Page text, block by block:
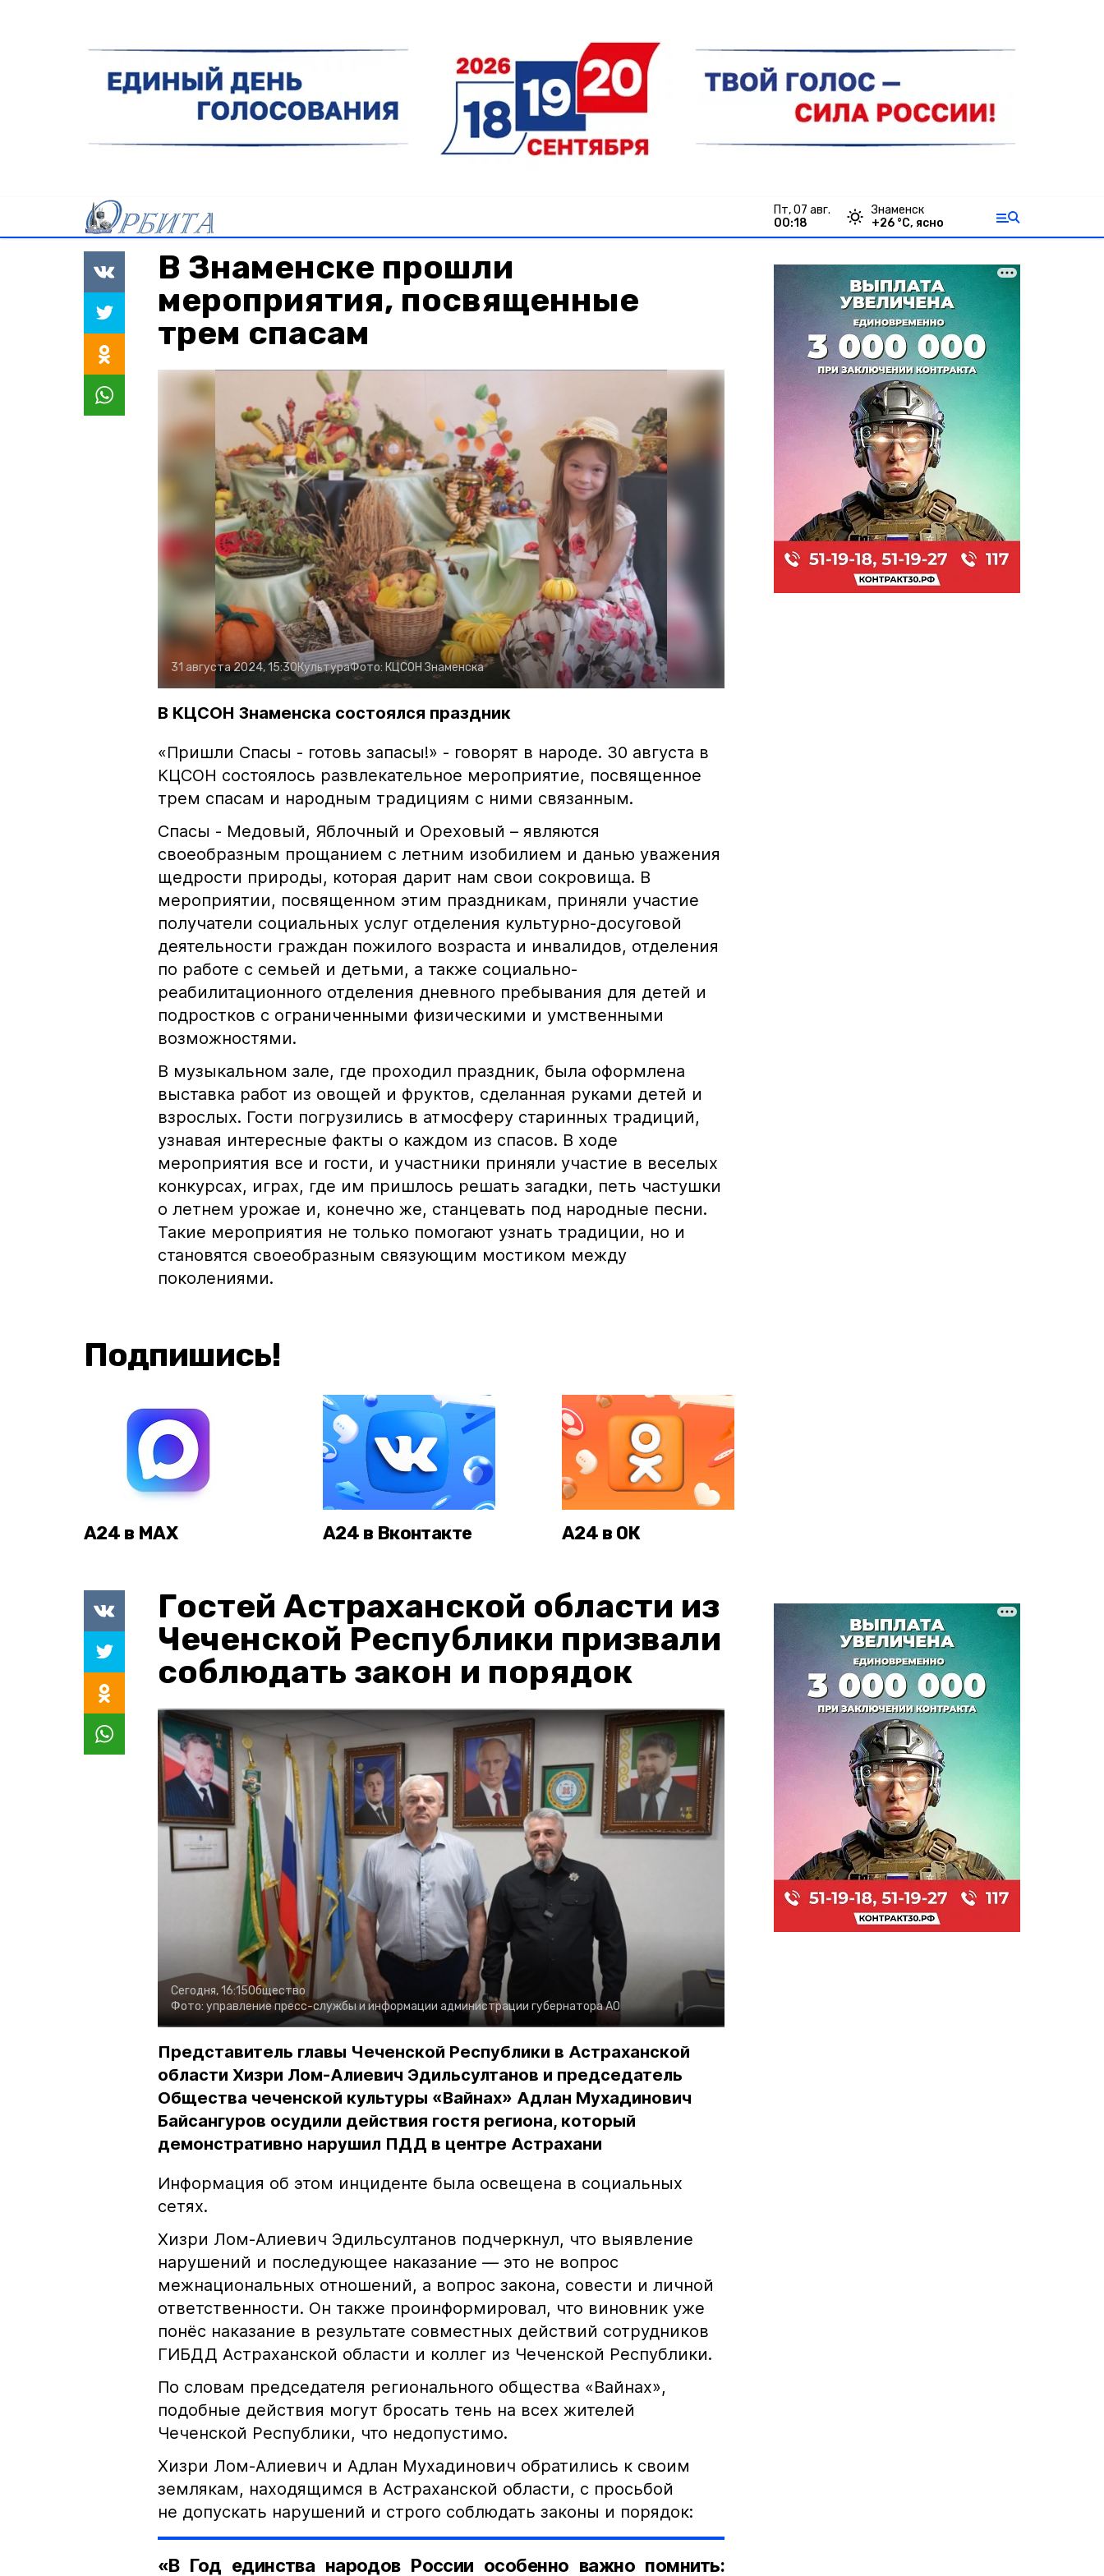
пт, 07 авг.
00:18
Знаменск
+26 °С, ясно
В Знаменске прошли
мероприятия, посвященные
трем спасам
31 августа 2024, 15:30КультураФото: КЦСОН Знаменска
В КЦСОН Знаменска состоялся праздник
«Пришли Спасы - готовь запасы!» - говорят в народе. 30 августа в
КЦСОН состоялось развлекательное мероприятие, посвященное
трем спасам и народным традициям с ними связанным.
Спасы - Медовый, Яблочный и Ореховый – являются
своеобразным прощанием с летним изобилием и данью уважения
щедрости природы, которая дарит нам свои сокровища. В
мероприятии, посвященном этим праздникам, приняли участие
получатели социальных услуг отделения культурно-досуговой
деятельности граждан пожилого возраста и инвалидов, отделения
по работе с семьей и детьми, а также социально-
реабилитационного отделения дневного пребывания для детей и
подростков с ограниченными физическими и умственными
возможностями.
В музыкальном зале, где проходил праздник, была оформлена
выставка работ из овощей и фруктов, сделанная руками детей и
взрослых. Гости погрузились в атмосферу старинных традиций,
узнавая интересные факты о каждом из спасов. В ходе
мероприятия все и гости, и участники приняли участие в веселых
конкурсах, играх, где им пришлось решать загадки, петь частушки
о летнем урожае и, конечно же, станцевать под народные песни.
Такие мероприятия не только помогают узнать традиции, но и
становятся своеобразным связующим мостиком между
поколениями.
Подпишись!
А24 в MAX А24 в Вконтакте А24 в ОК
Гостей Астраханской области из
Чеченской Республики призвали
соблюдать закон и порядок
Сегодня, 16:15Общество
Фото: управление пресс-службы и информации администрации губернатора АО
Представитель главы Чеченской Республики в Астраханской
области Хизри Лом-Алиевич Эдильсултанов и председатель
Общества чеченской культуры «Вайнах» Адлан Мухадинович
Байсангуров осудили действия гостя региона, который
демонстративно нарушил ПДД в центре Астрахани
Информация об этом инциденте была освещена в социальных
сетях.
Хизри Лом-Алиевич Эдильсултанов подчеркнул, что выявление
нарушений и последующее наказание — это не вопрос
межнациональных отношений, а вопрос закона, совести и личной
ответственности. Он также проинформировал, что виновник уже
понёс наказание в результате совместных действий сотрудников
ГИБДД Астраханской области и коллег из Чеченской Республики.
По словам председателя регионального общества «Вайнах»,
подобные действия могут бросать тень на всех жителей
Чеченской Республики, что недопустимо.
Хизри Лом-Алиевич и Адлан Мухадинович обратились к своим
землякам, находящимся в Астраханской области, с просьбой
не допускать нарушений и строго соблюдать законы и порядок:
«В Год единства народов России особенно важно помнить: